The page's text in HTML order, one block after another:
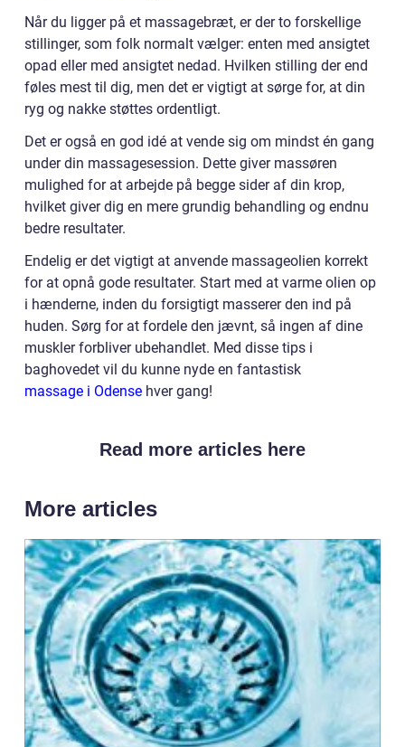
Når du ligger på et massagebræt, er der to forskellige
stillinger, som folk normalt vælger: enten med ansigtet
opad eller med ansigtet nedad. Hvilken stilling der end
føles mest til dig, men det er vigtigt at sørge for, at din
ryg og nakke støttes ordentligt.
Det er også en god idé at vende sig om mindst én gang
under din massagesession. Dette giver massøren
mulighed for at arbejde på begge sider af din krop,
hvilket giver dig en mere grundig behandling og endnu
bedre resultater.
Endelig er det vigtigt at anvende massageolien korrekt
for at opnå gode resultater. Start med at varme olien op
i hænderne, inden du forsigtigt masserer den ind på
huden. Sørg for at fordele den jævnt, så ingen af dine
muskler forbliver ubehandlet. Med disse tips i
baghovedet vil du kunne nyde en fantastisk
massage i Odense hver gang!
Read more articles here
More articles